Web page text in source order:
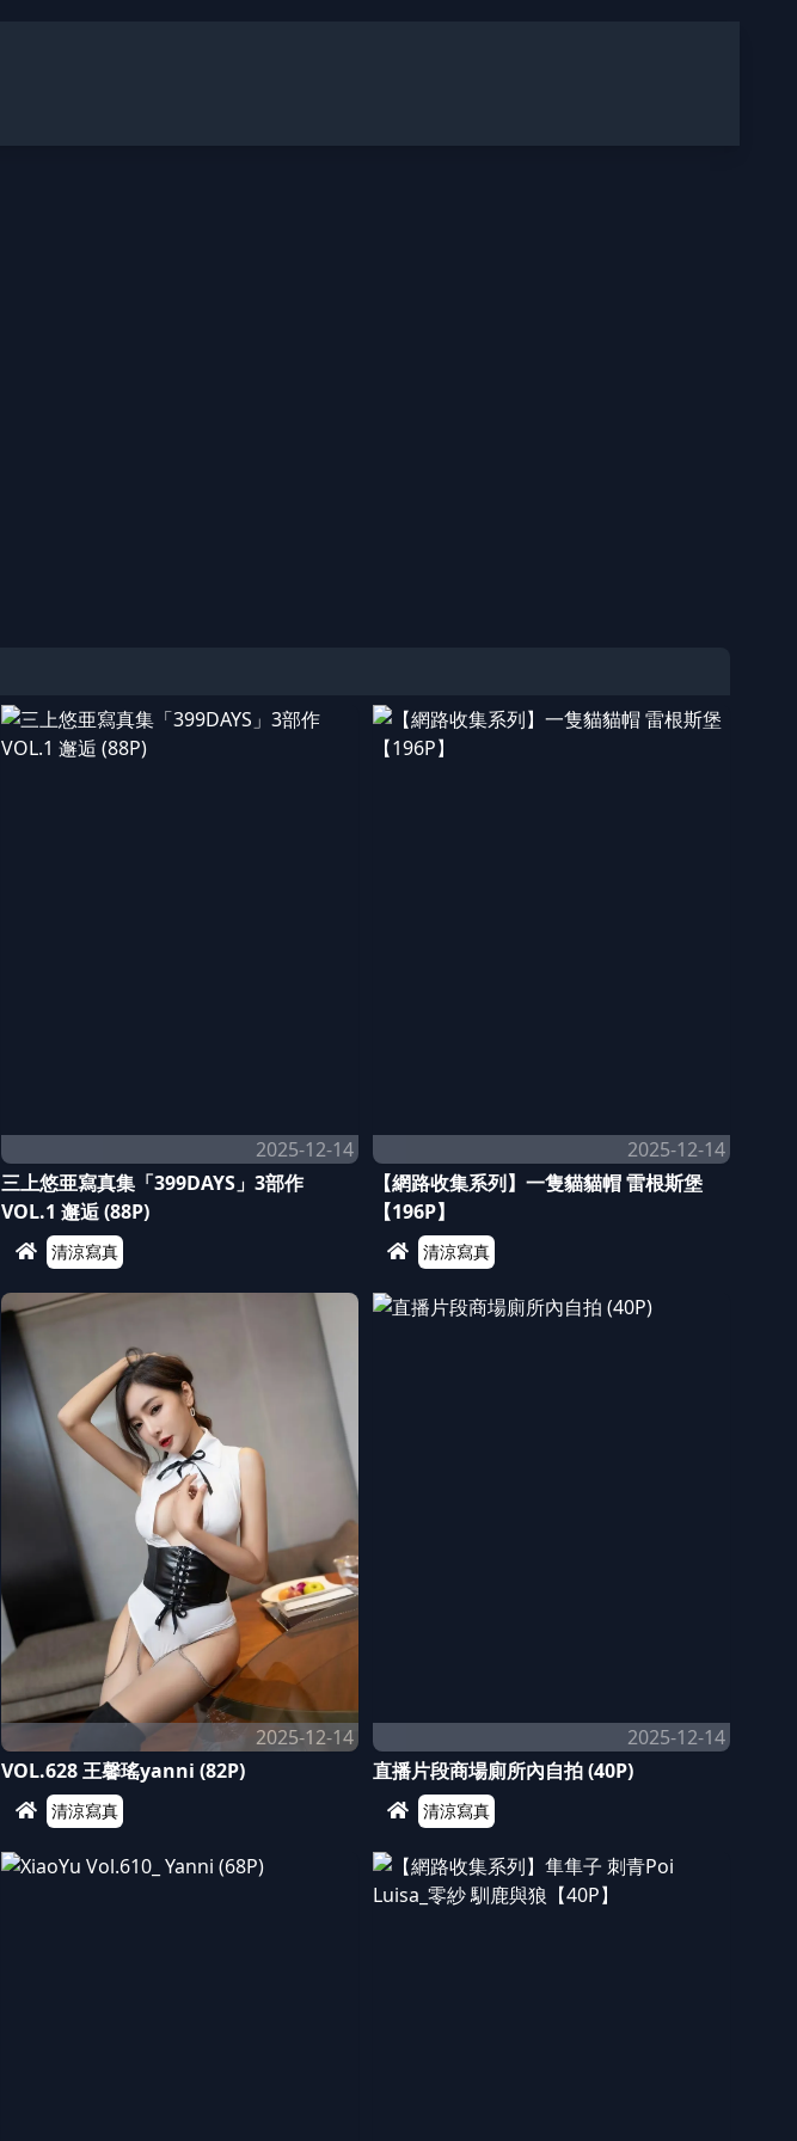
2025-12-14
三上悠亜寫真集「399DAYS」3部作
VOL.1 邂逅 (88P)
清涼寫真
2025-12-14
【網路收集系列】一隻貓貓帽 雷根斯堡
【196P】
清涼寫真
2025-12-14
VOL.628 王馨瑤yanni (82P)
清涼寫真
2025-12-14
直播片段商場廁所內自拍 (40P)
清涼寫真